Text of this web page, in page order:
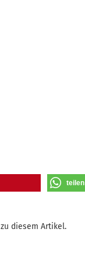
teilen
zu diesem Artikel.